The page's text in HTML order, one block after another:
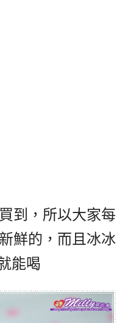
到，所以大家每
鮮的，而且冰冰
能喝